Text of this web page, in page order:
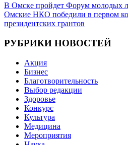
Навигация
по
В Омске пройдет Форум молодых
Омские НКО победили в первом
президентских грантов
РУБРИКИ НОВОСТЕЙ
Акция
Бизнес
Благотворительность
Выбор редакции
Здоровье
Конкурс
Культура
Медицина
Мероприятия